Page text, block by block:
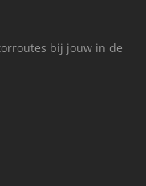
bij jouw in de